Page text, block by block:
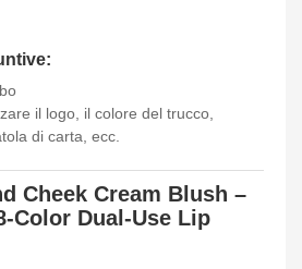
il logo, il colore del trucco,
di carta, ecc.
Cheek Cream Blush –
Color Dual-Use Lip